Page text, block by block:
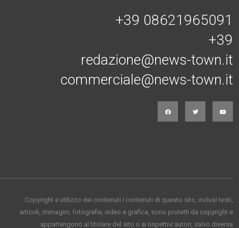
+39 08621965091
+39
redazione@news-town.it
commerciale@news-town.it
Copyright e utilizzo dei contenuti I contenuti di questo sito, inclusi testi,
articoli, immagini, fotografie, video e grafica, sono protetti da copyright e
appartengono al titolare del sito o ai rispettivi autori, salvo diversa